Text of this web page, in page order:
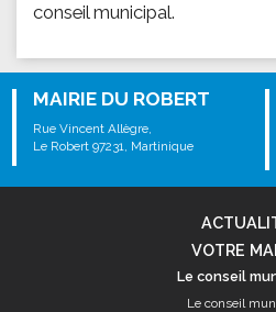
conseil municipal.
MAIRIE DU ROBERT
Rue Vincent Allègre,
Le Robert 97231, Martinique
VOTRE
Le conseil
Le conseil